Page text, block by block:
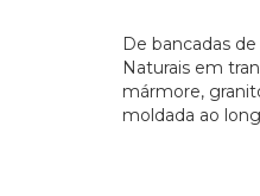
De bancadas
Naturais em
mármore,
moldada ao